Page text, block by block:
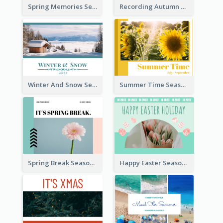
Spring Memories Seasonal Photo Book Recording Autumn Seasonal Photo Book
Winter And Snow Seasonal Photo Book Summer Time Seasonal Photo Book
Spring Break Seasonal Photo Book Happy Easter Seasonal Photo Book